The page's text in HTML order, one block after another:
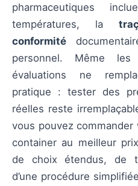
pharmaceutiques
températures, la
conformité
personnel. Même
évaluations ne
pratique : tester des
réelles reste
vous pouvez
container au meilleur
de choix étendus, de
d’une procédure